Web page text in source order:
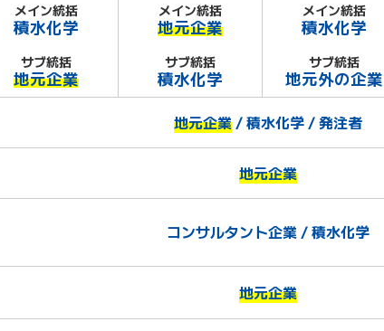
メイン統括
積水化学
サブ統括
地元企業
メイン統括
地元企業
サブ統括
積水化学
メイン統括
積水化学
サブ統括
地元外の企業
地元企業/ 積水化学 / 発注者
地元企業
コンサルタント企業 / 積水化学
地元企業